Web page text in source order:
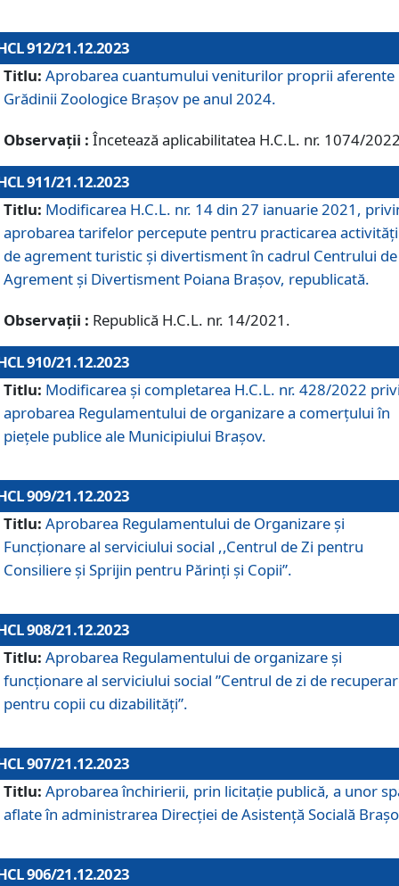
912/21.12.2023
Titlu: Aprobarea cuantumului veniturilor proprii aferente
Grădinii Zoologice Braşov pe anul 2024.
Observații : Încetează aplicabilitatea H.C.L. nr. 1074/
911/21.12.2023
Titlu: Modificarea H.C.L. nr. 14 din 27 ianuarie 2021,
aprobarea tarifelor percepute pentru practicarea
de agrement turistic și divertisment în cadrul Centrului de
Agrement și Divertisment Poiana Brașov, republicată.
Observații : Republică H.C.L. nr. 14/2021.
910/21.12.2023
Titlu: Modificarea și completarea H.C.L. nr. 428/2022
aprobarea Regulamentului de organizare a comerțului în
piețele publice ale Municipiului Braşov.
909/21.12.2023
Titlu: Aprobarea Regulamentului de Organizare și
Funcționare al serviciului social ,,Centrul de Zi pentru
Consiliere şi Sprijin pentru Părinţi şi Copii”.
908/21.12.2023
Titlu: Aprobarea Regulamentului de organizare şi
funcţionare al serviciului social ”Centrul de zi de
pentru copii cu dizabilități”.
907/21.12.2023
Titlu: Aprobarea închirierii, prin licitație publică, a unor
aflate în administrarea Direcției de Asistență Socială
906/21.12.2023